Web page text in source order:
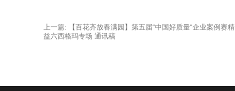
上一篇:
【百花齐放春满园】第五届“中国好质量“企业案例赛精
益六西格玛专场 通讯稿